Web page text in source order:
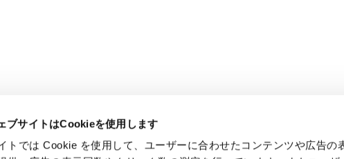
ブサイトはCookieを使用します
トでは Cookie を使用して、ユーザーに合わせたコンテンツや広告の